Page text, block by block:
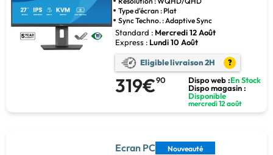
Type d'écran : Plat
Sync Techno. : Adaptive Sync
Standard : Mercredi 12 Août
Express : Lundi 10 Août
Eligible livraison 2H ?
319€90 Dispo web :En Stock
Dispo magasin :
Disponible
mercredi 12 août
Ecran PC Nouveauté